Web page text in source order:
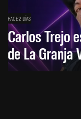
HACE 2 DÍAS
Carlos Trejo
de La Granja